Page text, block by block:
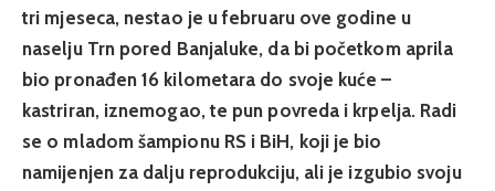
tri mjeseca, nestao je u februaru ove godine u
naselju Trn pored Banjaluke, da bi početkom aprila
bio pronađen 16 kilometara do svoje kuće –
kastriran, iznemogao, te pun povreda i krpelja. Radi
se o mladom šampionu RS i BiH, koji je bio
namijenjen za dalju reprodukciju, ali je izgubio svoju